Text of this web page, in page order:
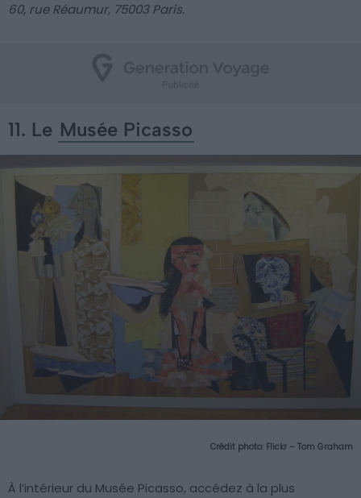
60, rue Réaumur, 75003 Paris.
11. Le Musée Picasso
Crédit photo: Flickr – Tom Graham
À l’intérieur du Musée Picasso, accédez à la plus